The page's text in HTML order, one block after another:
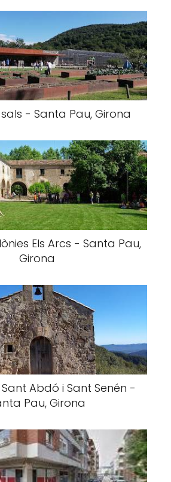
- Santa Pau, Girona
Els Arcs - Santa Pau,
Girona
Abdó i Sant Senén -
Pau, Girona